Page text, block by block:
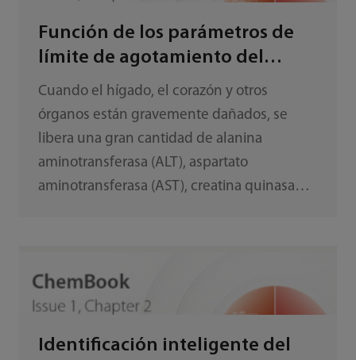
Función de los parámetros de
límite de agotamiento del
sustrato integrada en el sistema
de análisis bioquímico
automático de Mindray
Cuando el hígado, el corazón y otros
órganos están gravemente dañados, se
libera una gran cantidad de alanina
aminotransferasa (ALT), aspartato
aminotransferasa (AST), creatina quinasa
Identificación inteligente del